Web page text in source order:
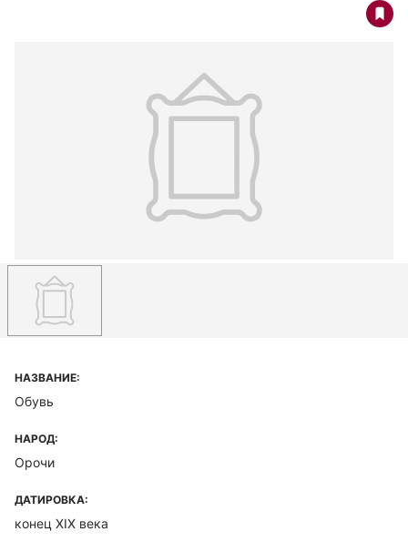
НАЗВАНИЕ:
Обувь
НАРОД:
Орочи
ДАТИРОВКА:
конец XIX века